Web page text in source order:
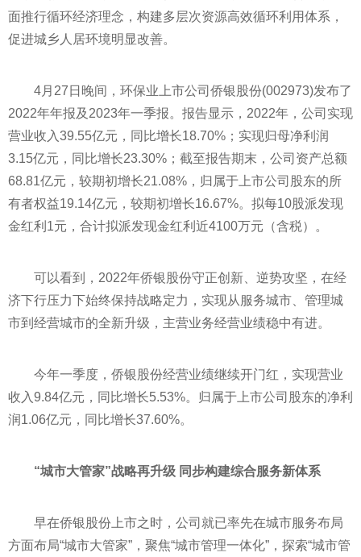
面推行循环经济理念，构建多层次资源高效循环利用体系，
促进城乡人居环境明显改善。
4月27日晚间，环保业上市公司侨银股份(002973)发布了
2022年年报及2023年一季报。报告显示，2022年，公司实现
营业收入39.55亿元，同比增长18.70%；实现归母净利润
3.15亿元，同比增长23.30%；截至报告期末，公司资产总额
68.81亿元，较期初增长21.08%，归属于上市公司股东的所
有者权益19.14亿元，较期初增长16.67%。拟每10股派发现
金红利1元，合计拟派发现金红利近4100万元（含税）。
可以看到，2022年侨银股份守正创新、逆势攻坚，在经
济下行压力下始终保持战略定力，实现从服务城市、管理城
市到经营城市的全新升级，主营业务经营业绩稳中有进。
今年一季度，侨银股份经营业绩继续开门红，实现营业
收入9.84亿元，同比增长5.53%。归属于上市公司股东的净利
润1.06亿元，同比增长37.60%。
“城市大管家”战略再升级 同步构建综合服务新体系
早在侨银股份上市之时，公司就已率先在城市服务布局
方面布局“城市大管家”，聚焦“城市管理一体化”，探索“城市管